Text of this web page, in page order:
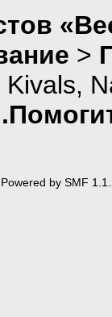
>
Kivals,
Powered by SMF